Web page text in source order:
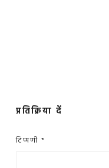
प्रतिक्रिया दें
टिप्पणी *